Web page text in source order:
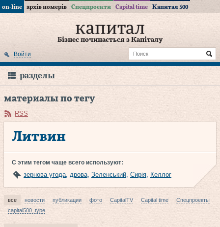
on-line архів номерів Спецпроекти Capital time Капитал 500
Бізнес починається з Капіталу
Войти
разделы
материалы по тегу
RSS
Литвин
С этим тегом чаще всего используют:
зернова угода, дрова, Зеленський, Сирія, Келлог
все новости публикации фото CapitalTV Capital time
Спецпроекты
capital500_type